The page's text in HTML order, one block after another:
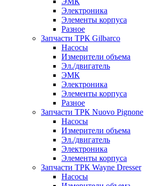
Электроника
Элементы корпуса
Разное
Запчасти ТРК Gilbarco
Насосы
Измерители объема
Эл./двигатель
ЭМК
Электроника
Элементы корпуса
Разное
Запчасти ТРК Nuovo Pignone
Насосы
Измерители объема
Эл./двигатель
Электроника
Элементы корпуса
Запчасти ТРК Wayne Dresser
Насосы